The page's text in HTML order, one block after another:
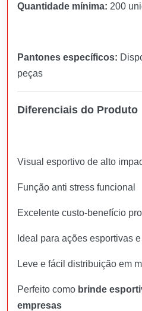
Quantidade mínima: 200
Pantones específicos:
peças
Diferenciais do Produto
Visual esportivo de alto
Função anti stress funcional
Excelente custo-benefício
Ideal para ações esportivas
Leve e fácil distribuição em
Perfeito como brinde
empresas